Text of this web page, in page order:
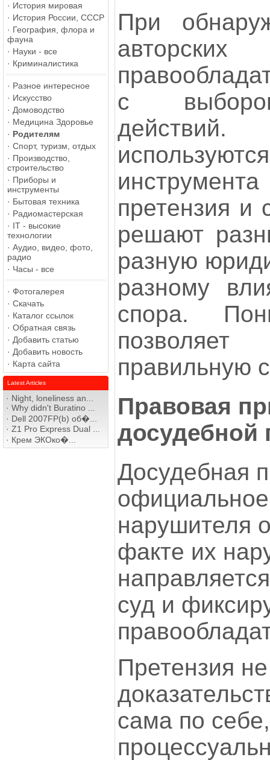
· История мировая
· История России, СССР
· География, флора и
фауна
· Науки - все
· Криминалистика
· Разное интересное
· Искусство
· Домоводство
· Медицина Здоровье
· Родителям
· Спорт, туризм, отдых
· Производство,
строительство
· Приборы и
инструменты
· Бытовая техника
· Радиомастерская
· IT - высокие
технологии
· Аудио, видео, фото,
радио
· Часы - все
· Фотогалерея
· Скачать
· Каталог ссылок
· Обратная связь
· Добавить статью
· Добавить новость
· Карта сайта
Latest Articles
· Night, loneliness an...
· Why didn't Buratino ...
· Dell 2007FP(b) об�...
· Z1 Pro Express Dual ...
· Крем ЭКОко�...
При
с
претензия и
решают
разную
разному
спора.
правильную
Правовая
досудебной
Досудебная
нарушителя
факте их
суд и
Претензия
сама по